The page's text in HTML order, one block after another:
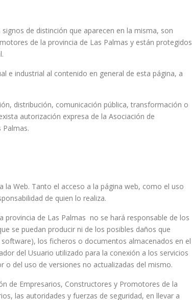
de distinción que aparecen en la misma, son
de la provincia de Las Palmas y están protegidos
e industrial al contenido en general de esta página, a
distribución, comunicación pública, transformación o
autorización expresa de la Asociación de
Web. Tanto el acceso a la página web, como el uso
de quien lo realiza.
de Las Palmas no se hará responsable de los
se puedan producir ni de los posibles daños que
los ficheros o documentos almacenados en el
del Usuario utilizado para la conexión a los servicios
del uso de versiones no actualizadas del mismo.
de Empresarios, Constructores y Promotores de la
las autoridades y fuerzas de seguridad, en llevar a